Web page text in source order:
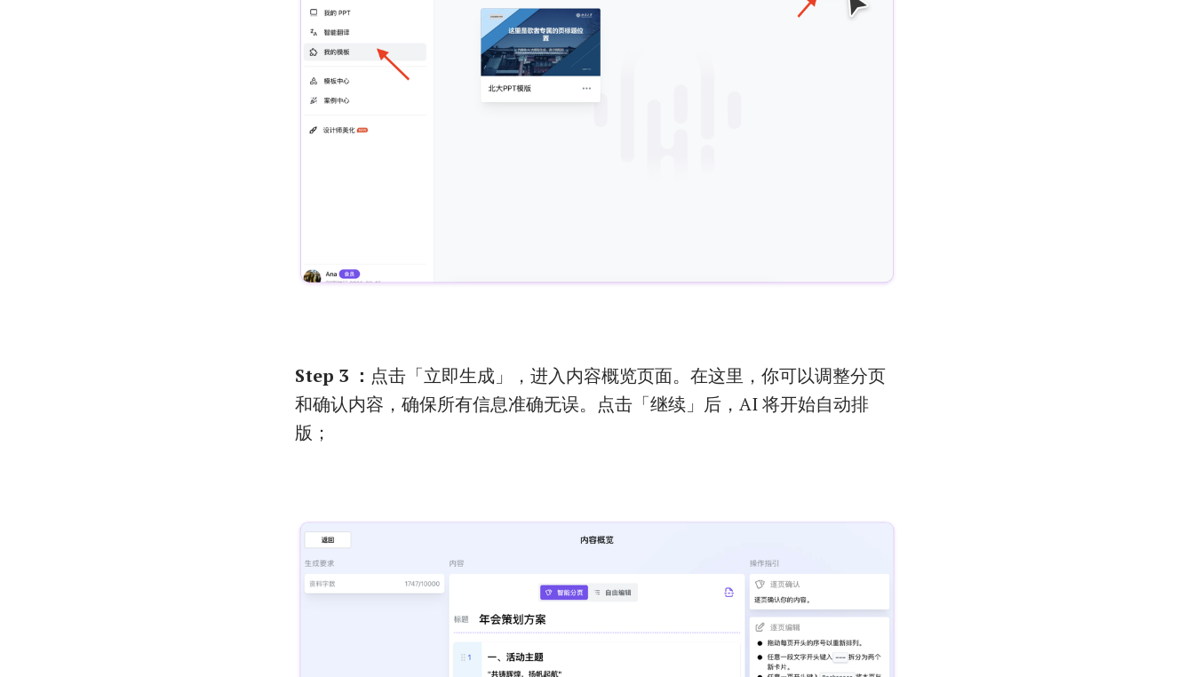
Step 3 ： 点击「立即生成」，进入内容概览页面。在这里，你可以调整分页
和确认内容，确保所有信息准确无误。点击「继续」后，AI 将开始自动排
版；